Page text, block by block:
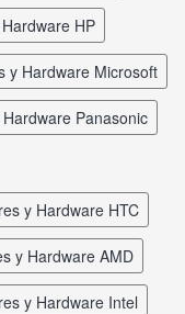
Hardware HP
y Hardware Microsoft
Hardware Panasonic
y Hardware HTC
y Hardware AMD
y Hardware Intel